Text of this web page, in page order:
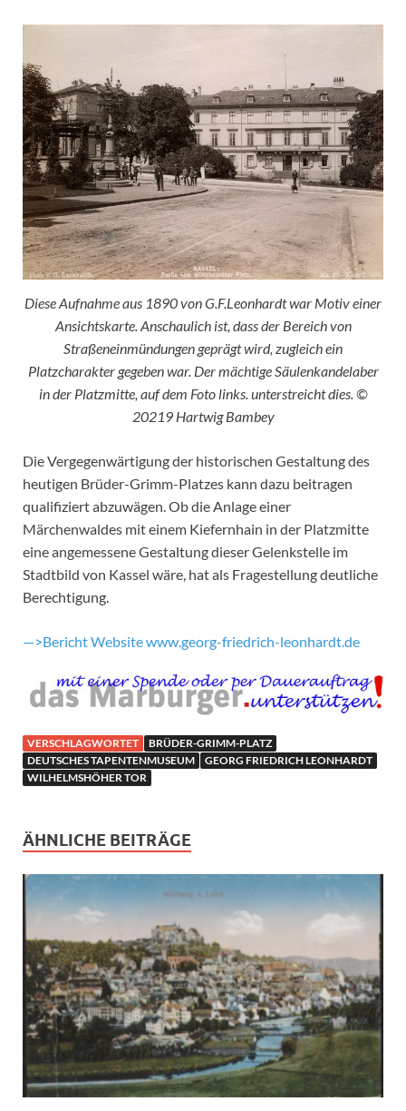
Diese Aufnahme aus 1890 von G.F.Leonhardt war Motiv einer
Ansichtskarte. Anschaulich ist, dass der Bereich von
Straßeneinmündungen geprägt wird, zugleich ein
Platzcharakter gegeben war. Der mächtige Säulenkandelaber
in der Platzmitte, auf dem Foto links. unterstreicht dies. ©
20219 Hartwig Bambey
Die Vergegenwärtigung der historischen Gestaltung des
heutigen Brüder-Grimm-Platzes kann dazu beitragen
qualifiziert abzuwägen. Ob die Anlage einer
Märchenwaldes mit einem Kiefernhain in der Platzmitte
eine angemessene Gestaltung dieser Gelenkstelle im
Stadtbild von Kassel wäre, hat als Fragestellung deutliche
Berechtigung.
—>Bericht Website www.georg-friedrich-leonhardt.de
VERSCHLAGWORTET
BRÜDER-GRIMM-PLATZ
DEUTSCHES TAPENTENMUSEUM
GEORG FRIEDRICH LEONHARDT
WILHELMSHÖHER TOR
ÄHNLICHE BEITRÄGE